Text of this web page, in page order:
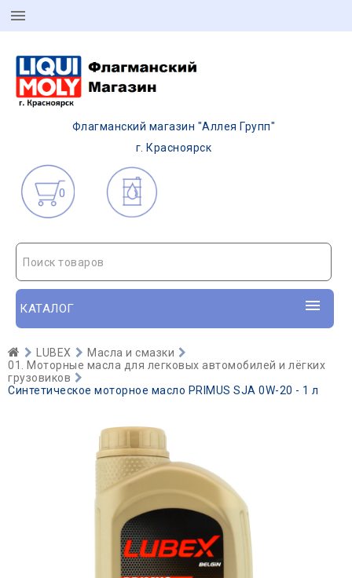
Флагманский магазин "Аллея Групп"
г. Красноярск
0
Поиск товаров
КАТАЛОГ
LUBEX
Масла и смазки
01. Моторные масла для легковых автомобилей и лёгких
грузовиков
Синтетическое моторное масло PRIMUS SJA 0W-20 - 1 л